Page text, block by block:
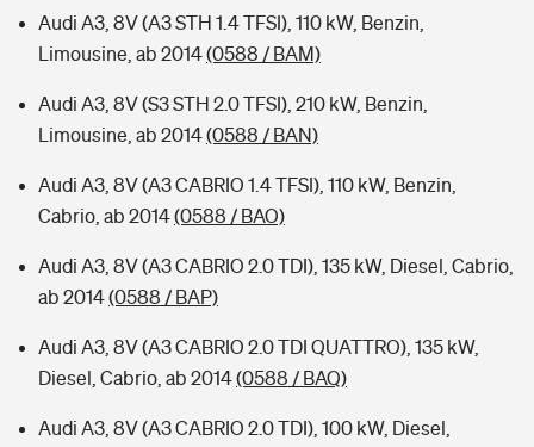
Audi A3, 8V (A3 STH 1.4 TFSI), 110 kW, Benzin,
Limousine, ab 2014(0588 / BAM)
Audi A3, 8V (S3 STH 2.0 TFSI), 210 kW, Benzin,
Limousine, ab 2014(0588 / BAN)
Audi A3, 8V (A3 CABRIO 1.4 TFSI), 110 kW, Benzin,
Cabrio, ab 2014(0588 / BAO)
Audi A3, 8V (A3 CABRIO 2.0 TDI), 135 kW, Diesel, Cabrio,
ab 2014(0588 / BAP)
Audi A3, 8V (A3 CABRIO 2.0 TDI QUATTRO), 135 kW,
Diesel, Cabrio, ab 2014(0588 / BAQ)
Audi A3, 8V (A3 CABRIO 2.0 TDI), 100 kW, Diesel,